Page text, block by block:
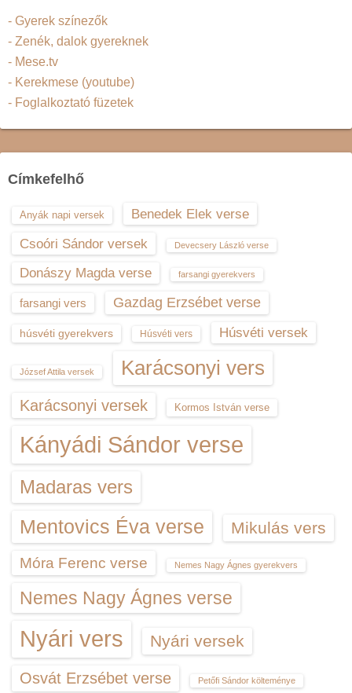
- Gyerek színezők
- Zenék, dalok gyereknek
- Mese.tv
- Kerekmese (youtube)
- Foglalkoztató füzetek
Címkefelhő
Anyák napi versek
Benedek Elek verse
Csoóri Sándor versek
Devecsery László verse
Donászy Magda verse farsangi gyerekvers
farsangi vers Gazdag Erzsébet verse
húsvéti gyerekvers Húsvéti vers Húsvéti versek
József Attila versek Karácsonyi vers
Karácsonyi versek Kormos István verse
Kányádi Sándor verse
Madaras vers
Mentovics Éva verse Mikulás vers
Móra Ferenc verse Nemes Nagy Ágnes gyerekvers
Nemes Nagy Ágnes verse
Nyári vers Nyári versek
Osvát Erzsébet verse Petőfi Sándor költeménye